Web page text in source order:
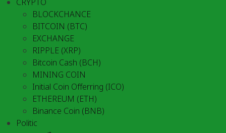
CRYPTO
BLOCKCHANCE
BITCOIN (BTC)
EXCHANGE
RIPPLE (XRP)
Bitcoin Cash (BCH)
MINING COIN
Initial Coin Offerring (ICO)
ETHEREUM (ETH)
Binance Coin (BNB)
Politic